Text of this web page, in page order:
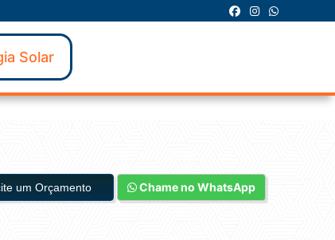
Solar
um Orçamento Chame no WhatsApp